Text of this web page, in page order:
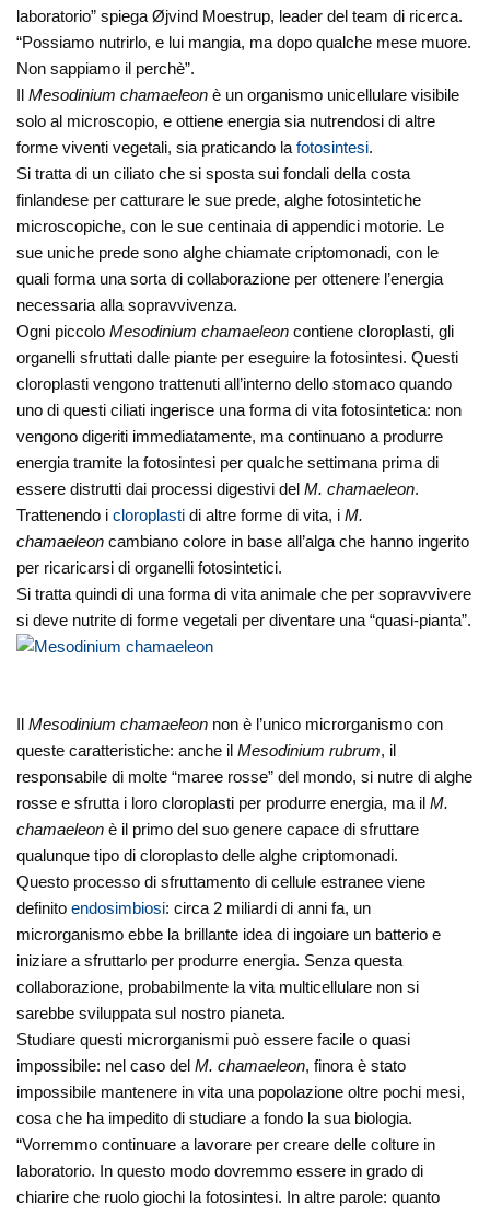
laboratorio” spiega Øjvind Moestrup, leader del team di ricerca.
“Possiamo nutrirlo, e lui mangia, ma dopo qualche mese muore.
Non sappiamo il perchè”.
IlMesodinium chamaeleon è un organismo unicellulare visibile
solo al microscopio, e ottiene energia sia nutrendosi di altre
forme viventi vegetali, sia praticando lafotosintesi.
Si tratta di un ciliato che si sposta sui fondali della costa
finlandese per catturare le sue prede, alghe fotosintetiche
microscopiche, con le sue centinaia di appendici motorie. Le
sue uniche prede sono alghe chiamate criptomonadi, con le
quali forma una sorta di collaborazione per ottenere l’energia
necessaria alla sopravvivenza.
Ogni piccoloMesodinium chamaeleon contiene cloroplasti, gli
organelli sfruttati dalle piante per eseguire la fotosintesi. Questi
cloroplasti vengono trattenuti all’interno dello stomaco quando
uno di questi ciliati ingerisce una forma di vita fotosintetica: non
vengono digeriti immediatamente, ma continuano a produrre
energia tramite la fotosintesi per qualche settimana prima di
essere distrutti dai processi digestivi delM. chamaeleon.
Trattenendo icloroplasti di altre forme di vita, iM.
chamaeleon cambiano colore in base all’alga che hanno ingerito
per ricaricarsi di organelli fotosintetici.
Si tratta quindi di una forma di vita animale che per sopravvivere
si deve nutrite di forme vegetali per diventare una “quasi-pianta”.
IlMesodinium chamaeleon non è l’unico microrganismo con
queste caratteristiche: anche ilMesodinium rubrum, il
responsabile di molte “maree rosse” del mondo, si nutre di alghe
rosse e sfrutta i loro cloroplasti per produrre energia, ma ilM.
chamaeleon è il primo del suo genere capace di sfruttare
qualunque tipo di cloroplasto delle alghe criptomonadi.
Questo processo di sfruttamento di cellule estranee viene
definitoendosimbiosi: circa 2 miliardi di anni fa, un
microrganismo ebbe la brillante idea di ingoiare un batterio e
iniziare a sfruttarlo per produrre energia. Senza questa
collaborazione, probabilmente la vita multicellulare non si
sarebbe sviluppata sul nostro pianeta.
Studiare questi microrganismi può essere facile o quasi
impossibile: nel caso delM. chamaeleon, finora è stato
impossibile mantenere in vita una popolazione oltre pochi mesi,
cosa che ha impedito di studiare a fondo la sua biologia.
“Vorremmo continuare a lavorare per creare delle colture in
laboratorio. In questo modo dovremmo essere in grado di
chiarire che ruolo giochi la fotosintesi. In altre parole: quanto